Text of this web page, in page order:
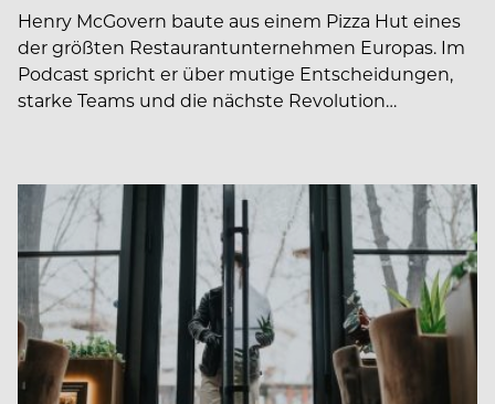
Henry McGovern baute aus einem Pizza Hut eines
der größten Restaurantunternehmen Europas. Im
Podcast spricht er über mutige Entscheidungen,
starke Teams und die nächste Revolution…